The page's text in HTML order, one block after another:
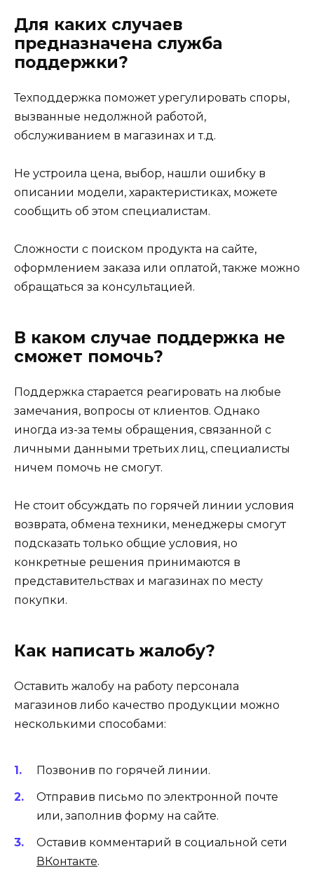
Для каких случаев
предназначена служба
поддержки?
Техподдержка поможет урегулировать споры,
вызванные недолжной работой,
обслуживанием в магазинах и т.д.
Не устроила цена, выбор, нашли ошибку в
описании модели, характеристиках, можете
сообщить об этом специалистам.
Сложности с поиском продукта на сайте,
оформлением заказа или оплатой, также можно
обращаться за консультацией.
В каком случае поддержка не
сможет помочь?
Поддержка старается реагировать на любые
замечания, вопросы от клиентов. Однако
иногда из-за темы обращения, связанной с
личными данными третьих лиц, специалисты
ничем помочь не смогут.
Не стоит обсуждать по горячей линии условия
возврата, обмена техники, менеджеры смогут
подсказать только общие условия, но
конкретные решения принимаются в
представительствах и магазинах по месту
покупки.
Как написать жалобу?
Оставить жалобу на работу персонала
магазинов либо качество продукции можно
несколькими способами:
Позвонив по горячей линии.
Отправив письмо по электронной почте
или, заполнив форму на сайте.
Оставив комментарий в социальной сети
ВКонтакте.